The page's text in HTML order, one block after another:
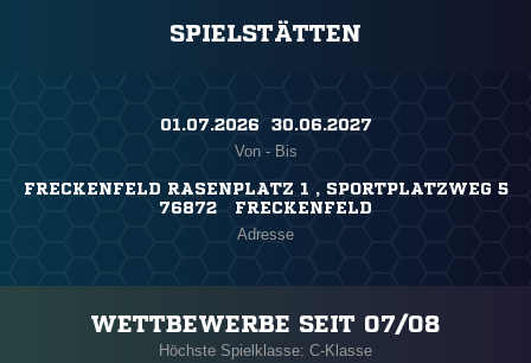
SPIELSTÄTTEN
01.07.2026 ​ 30.06.2027
Von - Bis
FRECKENFELD RASENPLATZ 1 , SPORTPLATZWEG 5
76872 FRECKENFELD
Adresse
WETTBEWERBE SEIT 07/08
Höchste Spielklasse: C-Klasse